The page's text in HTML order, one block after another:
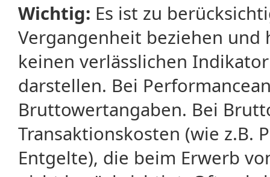
Wichtig: Es ist zu
Vergangenheit beziehen
keinen verlässlichen
darstellen. Bei
Bruttowertangaben. Bei
Transaktionskosten (wie z.B.
Entgelte), die beim Erwerb